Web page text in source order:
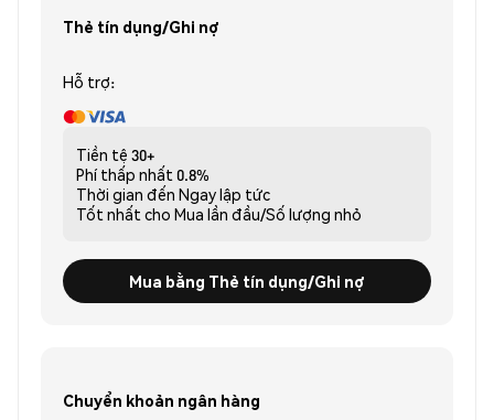
Thẻ tín dụng/Ghi nợ
Hỗ trợ:
Tiền tệ 30+
Phí thấp nhất 0.8%
Thời gian đến Ngay lập tức
Tốt nhất cho Mua lần đầu/Số lượng nhỏ
Mua bằng Thẻ tín dụng/Ghi nợ
Chuyển khoản ngân hàng